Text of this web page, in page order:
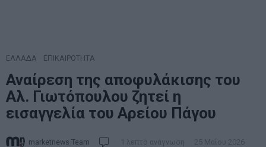
ΕΛΛΑΔΑ ΕΠΙΚΑΙΡΟΤΗΤΑ
Αναίρεση της αποφυλάκισης του
Αλ. Γιωτόπουλου ζητεί η
εισαγγελία του Αρείου Πάγου
marketnews Team 1 λεπτό ανάγνωση 25 Μαΐου 2026